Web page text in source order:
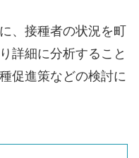
、接種者の状況を町
詳細に分析すること
促進策などの検討に